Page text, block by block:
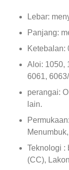
Lebar:
Panjang:
Ketebalan:
Aloi: 1050,
6061,
perangai:
lain.
Teknologi :
(CC),